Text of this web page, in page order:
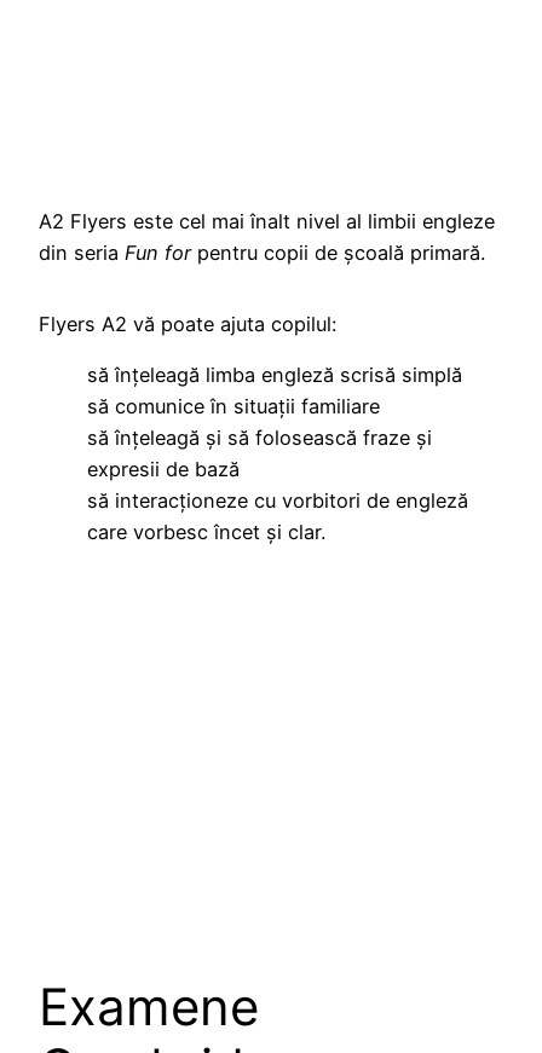
A2 Flyers este cel mai înalt nivel al limbii engleze
din seria Fun forpentru copii de școală primară.
Flyers A2 vă poate ajuta copilul:
să înțeleagă limba engleză scrisă simplă
să comunice în situații familiare
să înțeleagă și să folosească fraze și
expresii de bază
să interacționeze cu vorbitori de engleză
care vorbesc încet și clar.
Examene